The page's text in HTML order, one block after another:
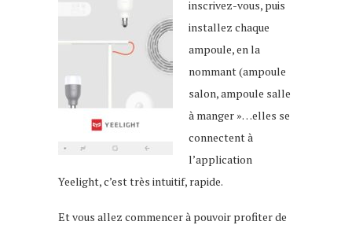
inscrivez-vous, puis
installez chaque
ampoule, en la
nommant (ampoule
salon, ampoule salle
à manger »…elles se
connectent à
l’application
Yeelight, c’est très intuitif, rapide.
Et vous allez commencer à pouvoir profiter de